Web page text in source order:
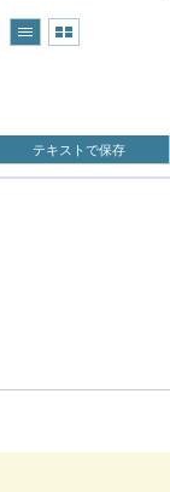
テキストで保存